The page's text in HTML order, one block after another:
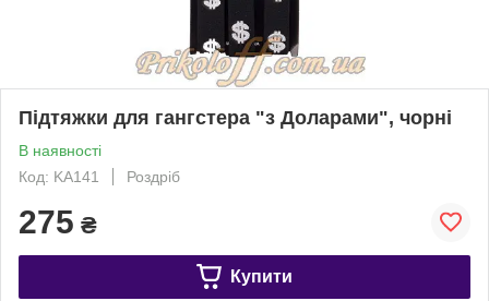
Підтяжки для гангстера "з Доларами", чорні
В наявності
Код: KA141
Роздріб
275 ₴
Купити